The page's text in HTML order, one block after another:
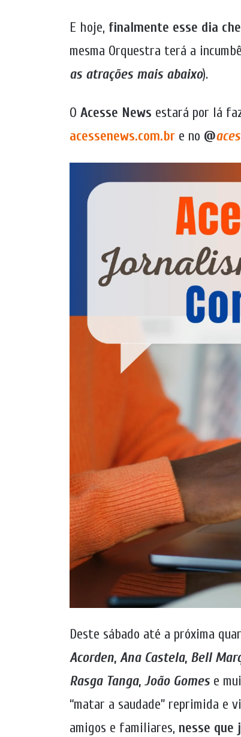
E hoje, finalmente esse dia
mesma Orquestra terá a
as atrações mais abaixo).
O Acesse News estará por lá
acessenews.com.bre no @
Deste sábado até a próxima
Acorden, Ana Castela, Bell
Rasga Tanga, João Gomese
“matar a saudade” reprimida e
amigos e familiares, nesse que